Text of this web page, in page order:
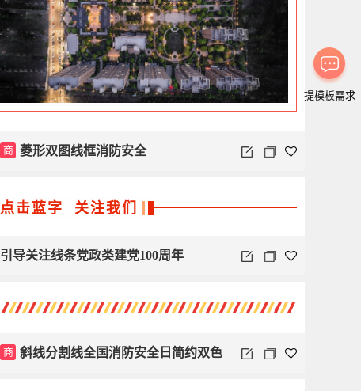
商 菱形双图线框消防安全
点击蓝字 关注我们
引导关注线条党政类建党100周年
商 斜线分割线全国消防安全日简约双色
提模板需求